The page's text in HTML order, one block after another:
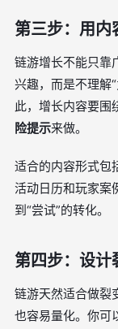
第三步：用内
链游增长不能只靠
兴趣，而是不理解
此，增长内容要围
险提示来做。
适合的内容形式包
活动日历和玩家案
到“尝试”的转化。
第四步：设计
链游天然适合做裂
也容易量化。你可